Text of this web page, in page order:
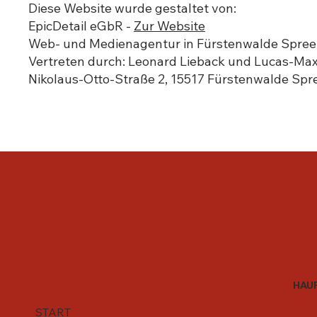
Diese Website wurde gestaltet von:
EpicDetail eGbR - Zur Website
Web- und Medienagentur in Fürstenwalde Spree
Vertreten durch: Leonard Lieback und Lucas-
Nikolaus-Otto-Straße 2, 15517 Fürstenwalde
START